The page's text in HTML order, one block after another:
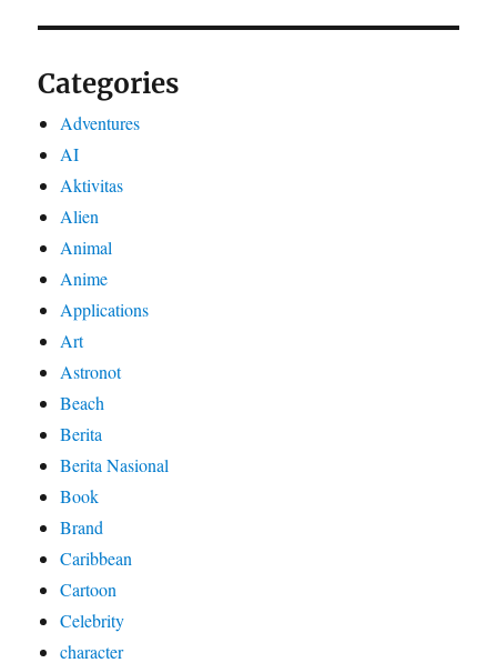
Categories
Adventures
AI
Aktivitas
Alien
Animal
Anime
Applications
Art
Astronot
Beach
Berita
Berita Nasional
Book
Brand
Caribbean
Cartoon
Celebrity
character